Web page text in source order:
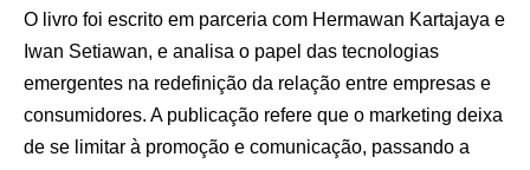
O livro foi escrito em parceria com Hermawan Kartajaya e
Iwan Setiawan, e analisa o papel das tecnologias
emergentes na redefinição da relação entre empresas e
consumidores. A publicação refere que o marketing deixa
de se limitar à promoção e comunicação, passando a